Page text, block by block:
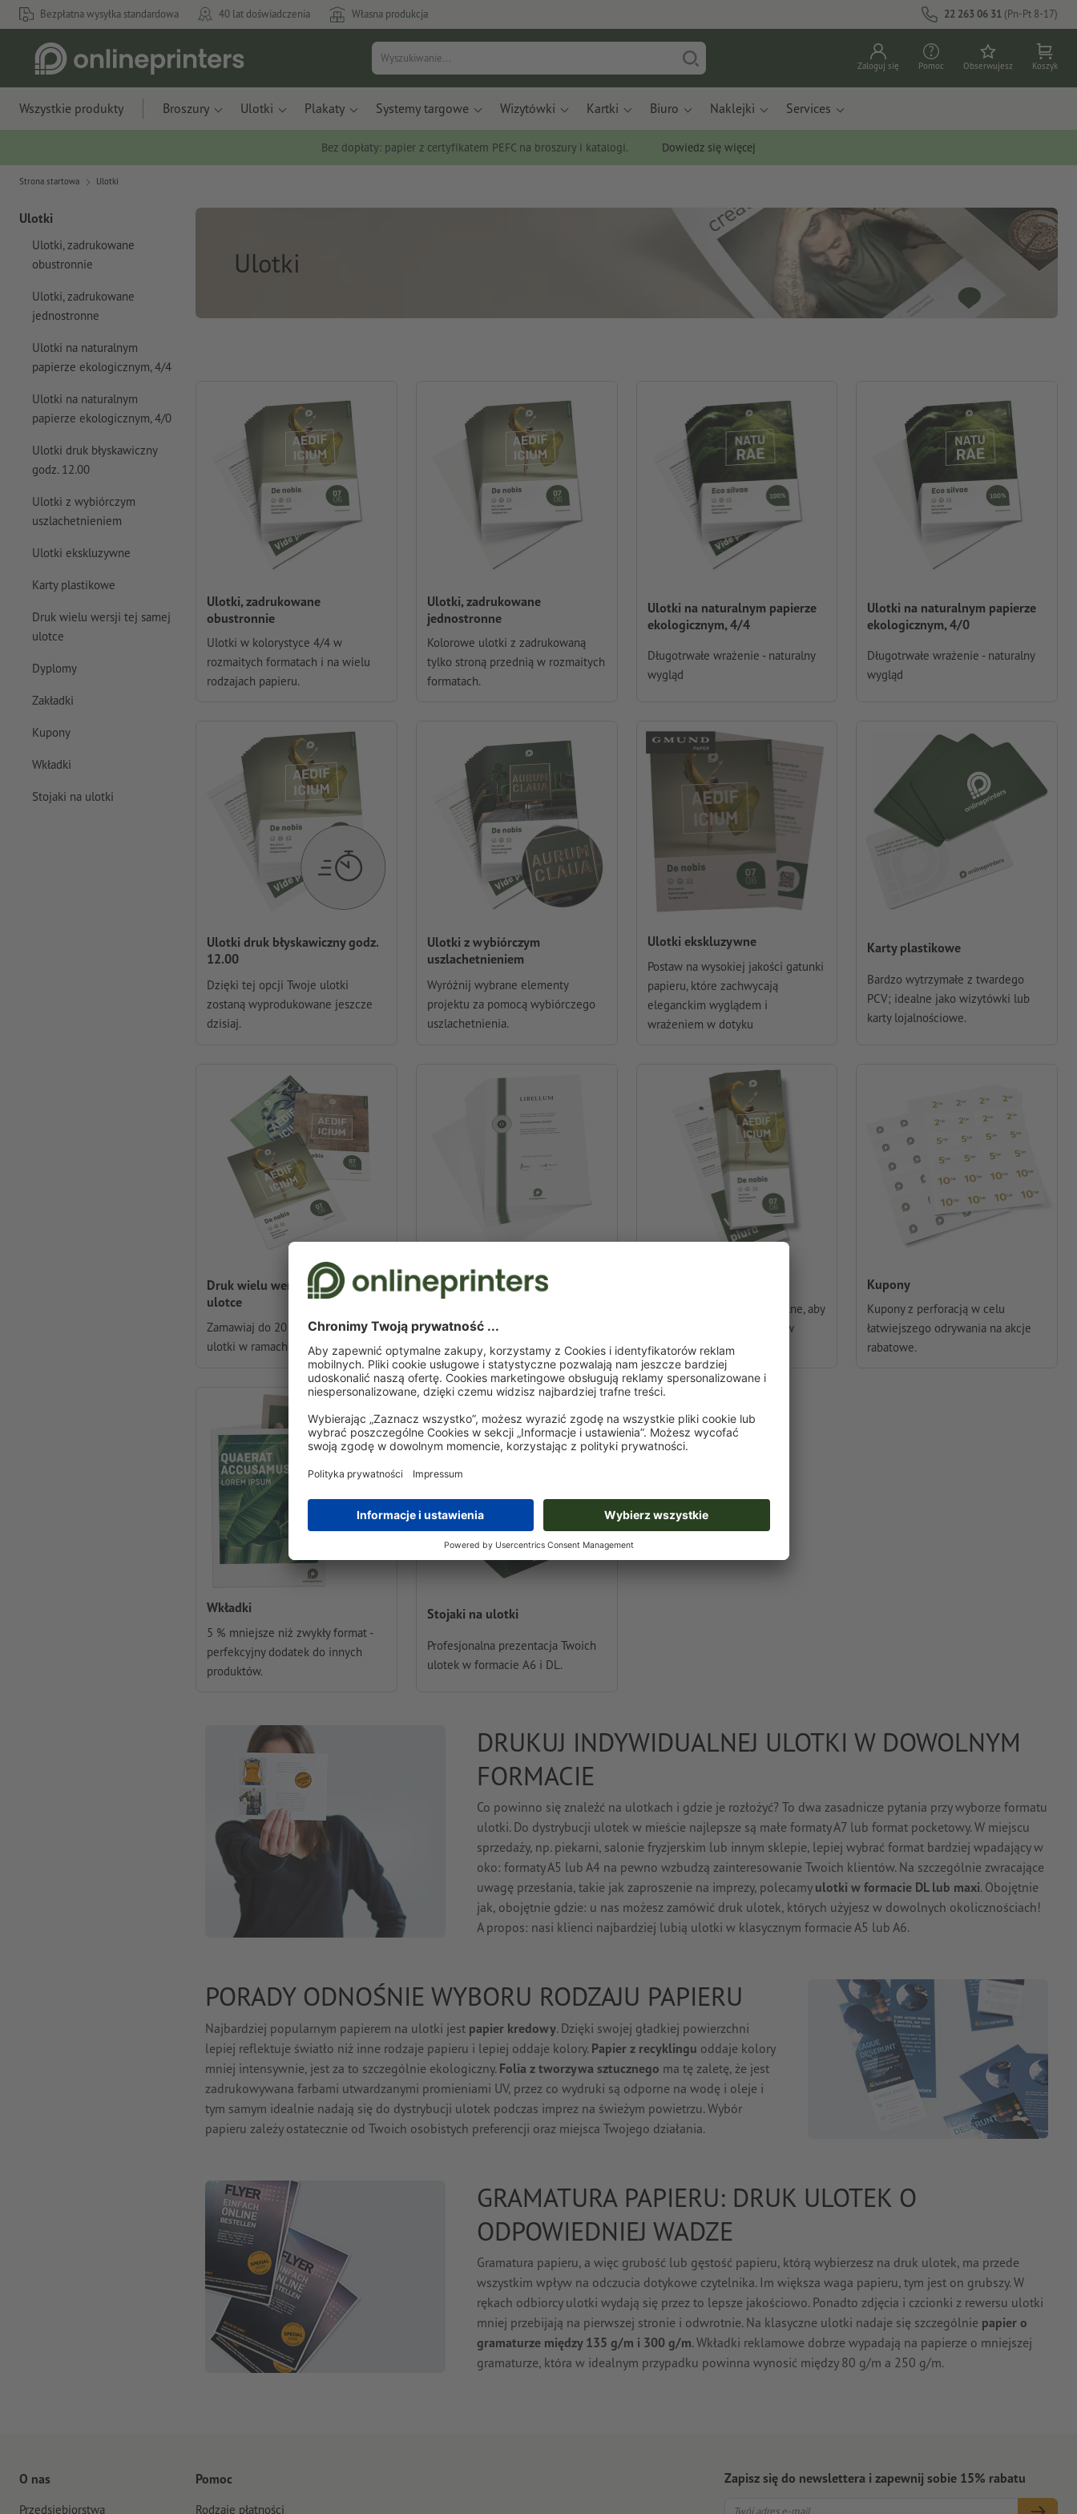
Bezpłatna wysyłka standardowa 40 lat doświadczenia Własna produkcja 22 263 06 31 (Pn-Pt 8-17)
Zaloguj się Pomoc Obserwujesz Koszyk
Wszystkie produkty Broszury Ulotki Plakaty Systemy targowe Wizytówki Kartki Biuro Naklejki Services
Bez dopłaty: papier z certyfikatem PEFC na broszury i katalogi. Dowiedz się więcej
Strona startowa Ulotki
Ulotki
Ulotki, zadrukowane
obustronnie
Ulotki, zadrukowane
jednostronne
Ulotki na naturalnym
papierze ekologicznym, 4/4
Ulotki na naturalnym
papierze ekologicznym, 4/0
Ulotki druk błyskawiczny
godz. 12.00
Ulotki z wybiórczym
uszlachetnieniem
Ulotki ekskluzywne
Karty plastikowe
Druk wielu wersji tej samej
ulotce
Dyplomy
Zakładki
Kupony
Wkładki
Stojaki na ulotki
Ulotki
Ulotki, zadrukowane
obustronnie
Ulotki w kolorystyce 4/4 w
rozmaitych formatach i na wielu
rodzajach papieru.
Ulotki, zadrukowane
jednostronne
Kolorowe ulotki z zadrukowaną
tylko stroną przednią w rozmaitych
formatach.
Ulotki na naturalnym papierze
ekologicznym, 4/4
Długotrwałe wrażenie - naturalny
wygląd
Ulotki na naturalnym papierze
ekologicznym, 4/0
Długotrwałe wrażenie - naturalny
wygląd
Ulotki druk błyskawiczny godz.
12.00
Dzięki tej opcji Twoje ulotki
zostaną wyprodukowane jeszcze
dzisiaj.
Ulotki z wybiórczym
uszlachetnieniem
Wyróżnij wybrane elementy
projektu za pomocą wybiórczego
uszlachetnienia.
Ulotki ekskluzywne
Postaw na wysokiej jakości gatunki
papieru, które zachwycają
eleganckim wyglądem i
wrażeniem w dotyku
Karty plastikowe
Bardzo wytrzymałe z twardego
PCV; idealne jako wizytówki lub
karty lojalnościowe.
Druk wielu wersji tej samej
ulotce
Zamawiaj do 20 wersji tej samej
ulotki w ramach jednego zlecenia.
Dyplomy
wyniki, która na długo pozostanie
w pamięci.
Niezbędne i zawsze przydatne, aby
odnaleźć ponownie stronę w
książce.
Kupony
Kupony z perforacją w celu
łatwiejszego odrywania na akcje
rabatowe.
Wkładki
5 % mniejsze niż zwykły format -
perfekcyjny dodatek do innych
produktów.
Stojaki na ulotki
Profesjonalna prezentacja Twoich
ulotek w formacie A6 i DL.
DRUKUJ INDYWIDUALNEJ ULOTKI W DOWOLNYM
FORMACIE
Co powinno się znaleźć na ulotkach i gdzie je rozłożyć? To dwa zasadnicze pytania przy wyborze formatu
ulotki. Do dystrybucji ulotek w mieście najlepsze są małe formaty A7 lub format pocketowy. W miejscu
sprzedaży, np. piekarni, salonie fryzjerskim lub innym sklepie, lepiej wybrać format bardziej wpadający w
oko: formaty A5 lub A4 na pewno wzbudzą zainteresowanie Twoich klientów. Na szczególnie zwracające
uwagę przesłania, takie jak zaproszenie na imprezy, polecamy ulotki w formacie DL lub maxi. Obojętnie
jak, obojętnie gdzie: u nas możesz zamówić druk ulotek, których użyjesz w dowolnych okolicznościach!
A propos: nasi klienci najbardziej lubią ulotki w klasycznym formacie A5 lub A6.
PORADY ODNOŚNIE WYBORU RODZAJU PAPIERU
Najbardziej popularnym papierem na ulotki jest papier kredowy. Dzięki swojej gładkiej powierzchni
lepiej reflektuje światło niż inne rodzaje papieru i lepiej oddaje kolory. Papier z recyklingu oddaje kolory
mniej intensywnie, jest za to szczególnie ekologiczny. Folia z tworzywa sztucznego ma tę zaletę, że jest
zadrukowywana farbami utwardzanymi promieniami UV, przez co wydruki są odporne na wodę i oleje i
tym samym idealnie nadają się do dystrybucji ulotek podczas imprez na świeżym powietrzu. Wybór
papieru zależy ostatecznie od Twoich osobistych preferencji oraz miejsca Twojego działania.
GRAMATURA PAPIERU: DRUK ULOTEK O
ODPOWIEDNIEJ WADZE
Gramatura papieru, a więc grubość lub gęstość papieru, którą wybierzesz na druk ulotek, ma przede
wszystkim wpływ na odczucia dotykowe czytelnika. Im większa waga papieru, tym jest on grubszy. W
rękach odbiorcy ulotki wydają się przez to lepsze jakościowo. Ponadto zdjęcia i czcionki z rewersu ulotki
mniej przebijają na pierwszej stronie i odwrotnie. Na klasyczne ulotki nadaje się szczególnie papier o
gramaturze między 135 g/m i 300 g/m. Wkładki reklamowe dobrze wypadają na papierze o mniejszej
gramaturze, która w idealnym przypadku powinna wynosić między 80 g/m a 250 g/m.
O nas
Przedsiębiorstwa
Pomoc
Rodzaje płatności
Zapisz się do newslettera i zapewnij sobie 15% rabatu